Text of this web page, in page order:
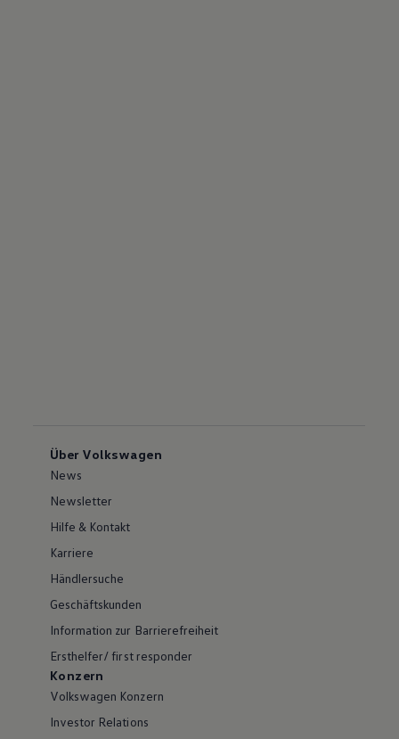
Über Volkswagen
News
Newsletter
Hilfe & Kontakt
Karriere
Händlersuche
Geschäftskunden
Information zur Barrierefreiheit
Ersthelfer/ first responder
Konzern
Volkswagen Konzern
Investor Relations